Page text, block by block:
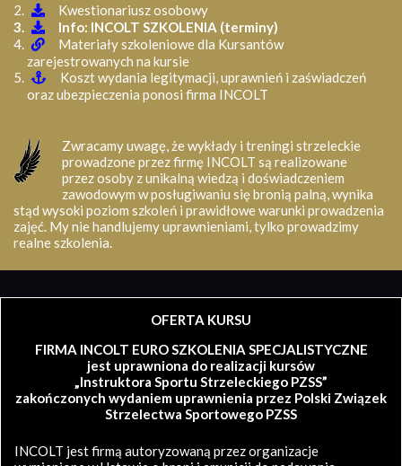
Kwestionariusz osobowy
Info: INCOLT SZKOLENIA (terminy)
Materiały szkoleniowe dla Kursantów
zarejestrowanych na kursie
Koszt wydania legitymacji, uprawnień i zaświadczeń
oraz ubezpieczenia ponosi firma INCOLT
Zwracamy uwagę, że wykłady i treningi strzeleckie
prowadzone przez firmę INCOLT są realizowane
przez osoby z unikalną wiedzą i doświadczeniem
zawodowym w posługiwaniu się bronią palną, wynika
stąd wysoki poziom szkoleń i prawidłowe warunki prowadzenia
zajęć. My nie handlujemy uprawnieniami, tylko prowadzimy
realne szkolenia.
OFERTA KURSU
FIRMA INCOLT EURO SZKOLENIA SPECJALISTYCZNE
jest uprawniona do realizacji kursów
„Instruktora Sportu Strzeleckiego PZSS”
zakończonych wydaniem uprawnienia przez Polski Związek
Strzelectwa Sportowego PZSS
INCOLT jest firmą autoryzowaną przez organizacje